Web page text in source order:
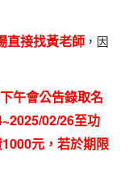
直接找黃老師 ，因
午會公告錄取名
02/26至功
元，若於期限